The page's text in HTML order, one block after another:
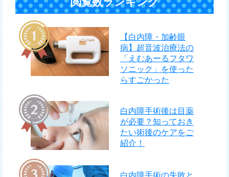
【白内障・加齢眼
病】超音波治療法の
「えむあーるフタワ
ソニック」を使った
らすごかった
白内障手術後は目薬
が必要？知っておき
たい術後のケアをご
紹介！